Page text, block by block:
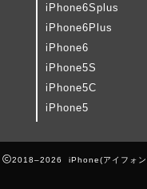
iPhone6Splus
iPhone6Plus
iPhone6
iPhone5S
iPhone5C
iPhone5
2018–2026 iPhone(アイフォン)